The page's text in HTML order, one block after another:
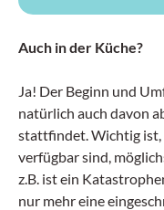
Auch in der Küche?
Ja! Der Beginn und
natürlich auch davon
stattfindet. Wichtig ist,
verfügbar sind,
z.B. ist ein
nur mehr eine